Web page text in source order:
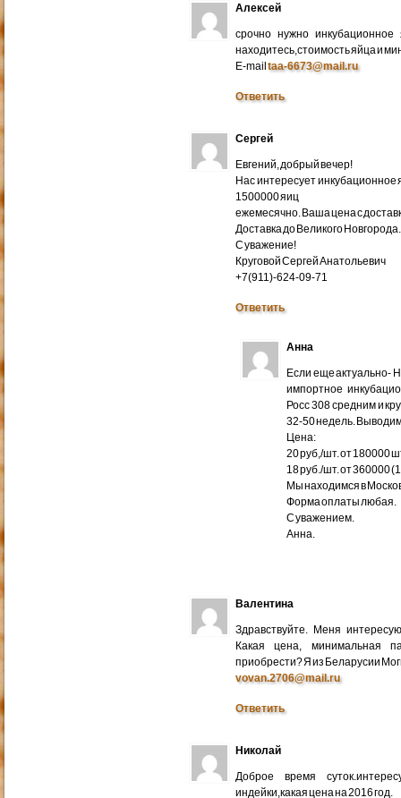
Алексей
срочно нужно
находитесь,стоимость яйца и
E-mailtaa-6673@mail.ru
Ответить
Сергей
Евгений, добрый вечер!
Нас интересует инкубационное
1500000 яиц
ежемесячно. Ваша цена с
Доставка до Великого Новгорода.
С уважение!
Круговой Сергей Анатольевич
+7(911)-624-09-71
Ответить
Анна
Если еще актуально-
импортное
Росс 308 средним и
32-50 недель.
Цена:
20 руб,/шт. от 180000
18 руб./шт. от 360000
Мы находимся в
Форма оплаты любая.
С уважением.
Анна.
Валентина
Здравствуйте. Меня
Какая цена, минимальная
приобрести? Я из Беларусии
vovan.2706@mail.ru
Ответить
Николай
Доброе время
индейки,какая цена на 2016 год.